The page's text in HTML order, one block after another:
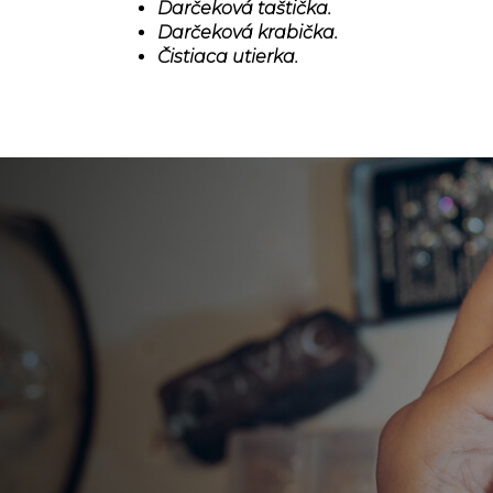
Darčeková taštička.
Darčeková krabička.
Čistiaca utierka.